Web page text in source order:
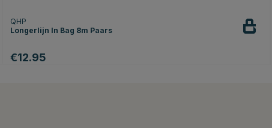
QHP
Longerlijn In Bag 8m Paars
€12.95